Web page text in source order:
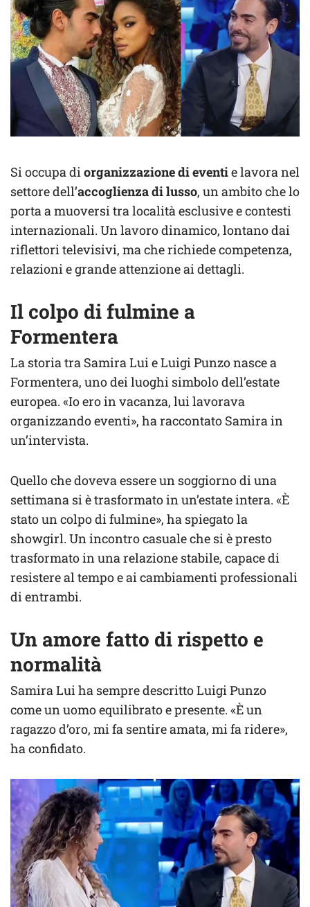
Si occupa diorganizzazione di eventie lavora nel
settore dell’accoglienza di lusso, un ambito che lo
porta a muoversi tra località esclusive e contesti
internazionali. Un lavoro dinamico, lontano dai
riflettori televisivi, ma che richiede competenza,
relazioni e grande attenzione ai dettagli.
Il colpo di fulmine a
Formentera
La storia tra Samira Lui e Luigi Punzo nasce a
Formentera, uno dei luoghi simbolo dell’estate
europea. «Io ero in vacanza, lui lavorava
organizzando eventi», ha raccontato Samira in
un’intervista.
Quello che doveva essere un soggiorno di una
settimana si è trasformato in un’estate intera. «È
stato un colpo di fulmine», ha spiegato la
showgirl. Un incontro casuale che si è presto
trasformato in una relazione stabile, capace di
resistere al tempo e ai cambiamenti professionali
di entrambi.
Un amore fatto di rispetto e
normalità
Samira Lui ha sempre descritto Luigi Punzo
come un uomo equilibrato e presente. «È un
ragazzo d’oro, mi fa sentire amata, mi fa ridere»,
ha confidato.